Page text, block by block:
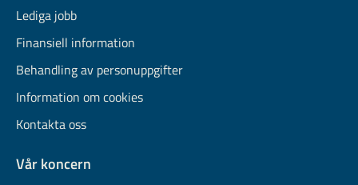
Lediga jobb
Finansiell information
Behandling av personuppgifter
Information om cookies
Kontakta oss
Vår koncern